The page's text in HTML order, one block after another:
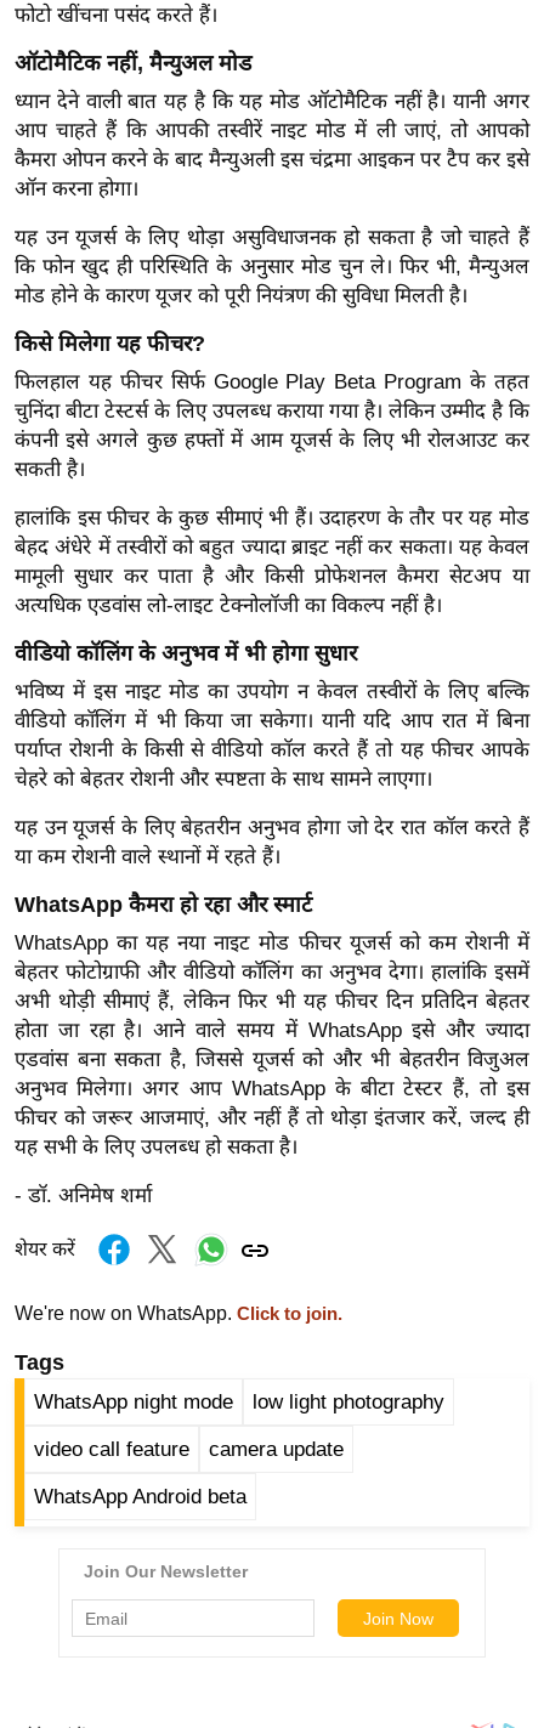
ऑ
टो
र्ल्ड
न्यू
ज
फ
म
रं
ज
न
ज
ग
त
बॉ
ली
वु
ड
हॉ
ली
वु
ड
ल्म
मी
क्षा
B
r
e
a
k
i
n
g
e
s
ला
इ
स्टा
इ
फोटो खींचना पसंद करते हैं।
ऑटोमैटिक नहीं, मैन्युअल मोड
ध्यान देने वाली बात यह है कि यह मोड ऑटोमैटिक नहीं है। यानी अगर
आप चाहते हैं कि आपकी तस्वीरें नाइट मोड में ली जाएं, तो आपको
कैमरा ओपन करने के बाद मैन्युअली इस चंद्रमा आइकन पर टैप कर इसे
ऑन करना होगा।
यह उन यूजर्स के लिए थोड़ा असुविधाजनक हो सकता है जो चाहते हैं
कि फोन खुद ही परिस्थिति के अनुसार मोड चुन ले। फिर भी, मैन्युअल
मोड होने के कारण यूजर को पूरी नियंत्रण की सुविधा मिलती है।
किसे मिलेगा यह फीचर?
फिलहाल यह फीचर सिर्फ Google Play Beta Program के तहत
चुनिंदा बीटा टेस्टर्स के लिए उपलब्ध कराया गया है। लेकिन उम्मीद है कि
कंपनी इसे अगले कुछ हफ्तों में आम यूजर्स के लिए भी रोलआउट कर
सकती है।
हालांकि इस फीचर के कुछ सीमाएं भी हैं। उदाहरण के तौर पर यह मोड
बेहद अंधेरे में तस्वीरों को बहुत ज्यादा ब्राइट नहीं कर सकता। यह केवल
मामूली सुधार कर पाता है और किसी प्रोफेशनल कैमरा सेटअप या
अत्यधिक एडवांस लो-लाइट टेक्नोलॉजी का विकल्प नहीं है।
वीडियो कॉलिंग के अनुभव में भी होगा सुधार
भविष्य में इस नाइट मोड का उपयोग न केवल तस्वीरों के लिए बल्कि
वीडियो कॉलिंग में भी किया जा सकेगा। यानी यदि आप रात में बिना
पर्याप्त रोशनी के किसी से वीडियो कॉल करते हैं तो यह फीचर आपके
चेहरे को बेहतर रोशनी और स्पष्टता के साथ सामने लाएगा।
यह उन यूजर्स के लिए बेहतरीन अनुभव होगा जो देर रात कॉल करते हैं
या कम रोशनी वाले स्थानों में रहते हैं।
WhatsApp कैमरा हो रहा और स्मार्ट
WhatsApp का यह नया नाइट मोड फीचर यूजर्स को कम रोशनी में
बेहतर फोटोग्राफी और वीडियो कॉलिंग का अनुभव देगा। हालांकि इसमें
अभी थोड़ी सीमाएं हैं, लेकिन फिर भी यह फीचर दिन प्रतिदिन बेहतर
होता जा रहा है। आने वाले समय में WhatsApp इसे और ज्यादा
एडवांस बना सकता है, जिससे यूजर्स को और भी बेहतरीन विजुअल
अनुभव मिलेगा। अगर आप WhatsApp के बीटा टेस्टर हैं, तो इस
फीचर को जरूर आजमाएं, और नहीं हैं तो थोड़ा इंतजार करें, जल्द ही
यह सभी के लिए उपलब्ध हो सकता है।
- डॉ. अनिमेष शर्मा
शेयर करें
We're now on WhatsApp. Click to join.
Tags
WhatsApp night mode low light photography
video call feature camera update
WhatsApp Android beta